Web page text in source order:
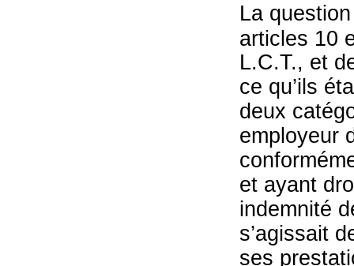
La
articles 10
L.C.T., et
ce qu’ils
deux
employeur
et ayant
indemnité
s’agissait
ses